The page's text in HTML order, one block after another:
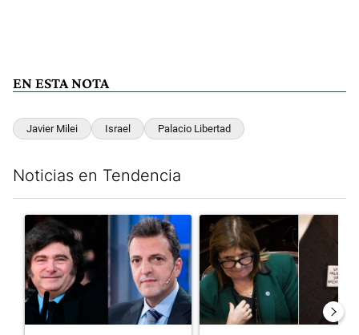
EN ESTA NOTA
Javier Milei Israel Palacio Libertad
Noticias en Tendencia
Un artículo de tendencia con el título "Los gobernadores
Un artículo de tendencia con